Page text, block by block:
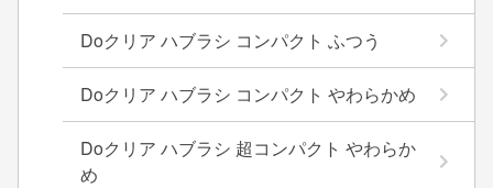
Doクリア ハブラシ コンパクト ふつう
Doクリア ハブラシ コンパクト やわらかめ
Doクリア ハブラシ 超コンパクト やわらか
め